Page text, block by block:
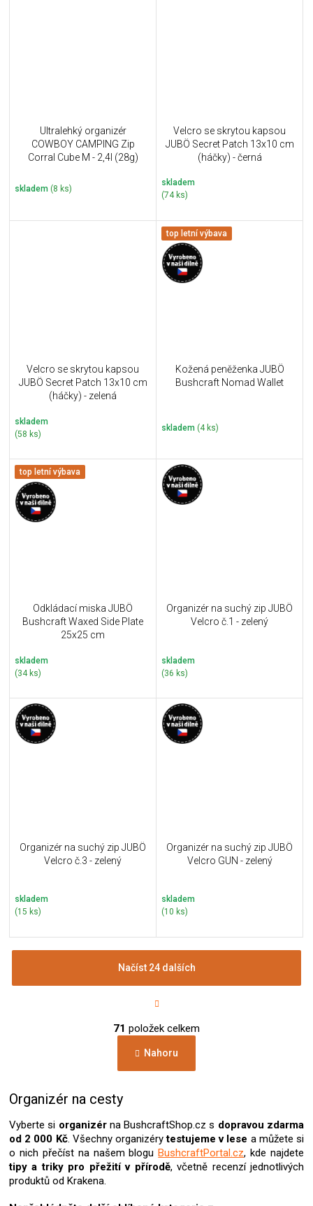
Ultralehký organizér
COWBOY CAMPING Zip
Corral Cube M - 2,4l (28g)
skladem (8 ks)
Velcro se skrytou kapsou
JUBÖ Secret Patch 13x10 cm
(háčky) - černá
skladem
(74 ks)
Velcro se skrytou kapsou
JUBÖ Secret Patch 13x10 cm
(háčky) - zelená
skladem
(58 ks)
top letní výbava
Kožená peněženka JUBÖ
Bushcraft Nomad Wallet
skladem (4 ks)
top letní výbava
Odkládací miska JUBÖ
Bushcraft Waxed Side Plate
25x25 cm
skladem
(34 ks)
Organizér na suchý zip JUBÖ
Velcro č.1 - zelený
skladem
(36 ks)
Organizér na suchý zip JUBÖ
Velcro č.3 - zelený
skladem
(15 ks)
Organizér na suchý zip JUBÖ
Velcro GUN - zelený
skladem
(10 ks)
v
á
d
p
r
v
k
y
ý
Načíst 24 dalších
t
á
n
k
v
71 položek celkem
Nahoru
Organizér na cesty
Vyberte si organizérna BushcraftShop.cz s dopravou zdarma
od 2 000 Kč. Všechny organizérytestujeme v lese a můžete si
o nich přečíst na našem bloguBushcraftPortal.cz, kde najdete
tipy a triky pro přežití v přírodě, včetně recenzí jednotlivých
produktů od Krakena.